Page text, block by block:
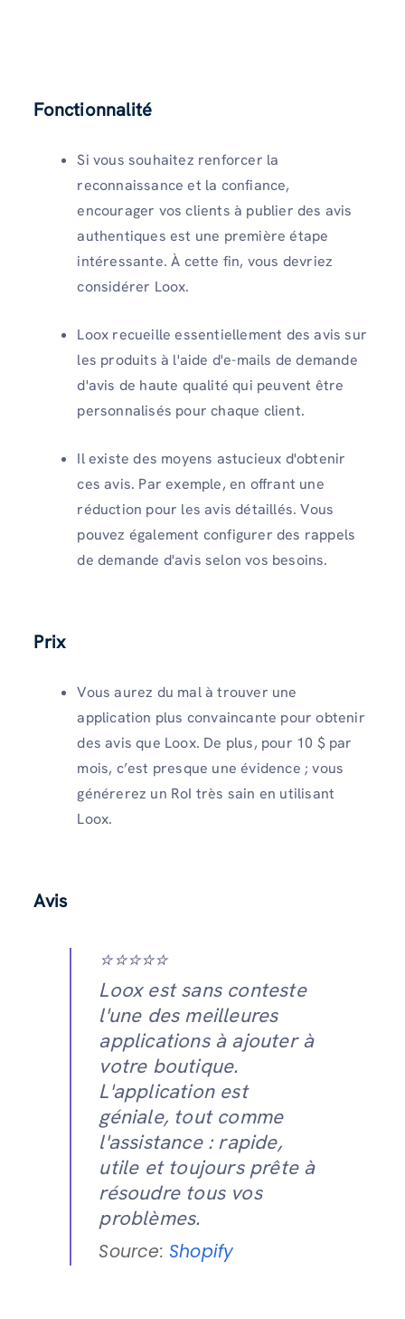
Fonctionnalité
Si vous souhaitez renforcer la
reconnaissance et la confiance,
encourager vos clients à publier des avis
authentiques est une première étape
intéressante. À cette fin, vous devriez
considérer Loox.
Loox recueille essentiellement des avis sur
les produits à l'aide d'e-mails de demande
d'avis de haute qualité qui peuvent être
personnalisés pour chaque client.
Il existe des moyens astucieux d'obtenir
ces avis. Par exemple, en offrant une
réduction pour les avis détaillés. Vous
pouvez également configurer des rappels
de demande d'avis selon vos besoins.
Prix
Vous aurez du mal à trouver une
application plus convaincante pour obtenir
des avis que Loox. De plus, pour 10 $ par
mois, c’est presque une évidence ; vous
générerez un RoI très sain en utilisant
Loox.
Avis
⭐️⭐️⭐️⭐️⭐️
Loox est sans conteste
l'une des meilleures
applications à ajouter à
votre boutique.
L'application est
géniale, tout comme
l'assistance : rapide,
utile et toujours prête à
résoudre tous vos
problèmes.
Source: Shopify